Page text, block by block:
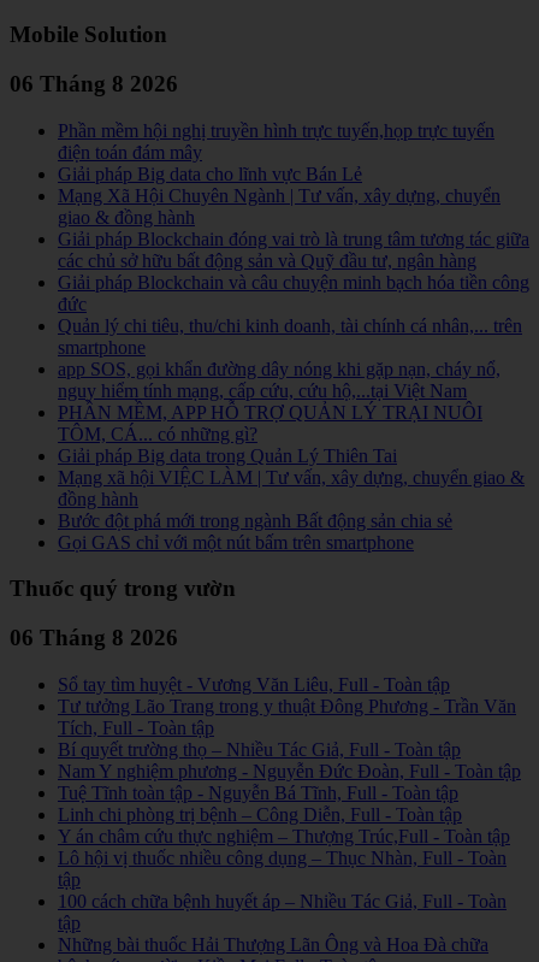
Mobile Solution
06 Tháng 8 2026
Phần mềm hội nghị truyền hình trực tuyến,họp trực tuyến
điện toán đám mây
Giải pháp Big data cho lĩnh vực Bán Lẻ
Mạng Xã Hội Chuyên Ngành | Tư vấn, xây dựng, chuyển
giao & đồng hành
Giải pháp Blockchain đóng vai trò là trung tâm tương tác giữa
các chủ sở hữu bất động sản và Quỹ đầu tư, ngân hàng
Giải pháp Blockchain và câu chuyện minh bạch hóa tiền công
đức
Quản lý chi tiêu, thu/chi kinh doanh, tài chính cá nhân,... trên
smartphone
app SOS, gọi khẩn đường dây nóng khi gặp nạn, cháy nổ,
nguy hiểm tính mạng, cấp cứu, cứu hộ,...tại Việt Nam
PHẦN MỀM, APP HỖ TRỢ QUẢN LÝ TRẠI NUÔI
TÔM, CÁ... có những gì?
Giải pháp Big data trong Quản Lý Thiên Tai
Mạng xã hội VIỆC LÀM | Tư vấn, xây dựng, chuyển giao &
đồng hành
Bước đột phá mới trong ngành Bất động sản chia sẻ
Gọi GAS chỉ với một nút bấm trên smartphone
Thuốc quý trong vườn
06 Tháng 8 2026
Sổ tay tìm huyệt - Vương Văn Liêu, Full - Toàn tập
Tư tưởng Lão Trang trong y thuật Đông Phương - Trần Văn
Tích, Full - Toàn tập
Bí quyết trường thọ – Nhiều Tác Giả, Full - Toàn tập
Nam Y nghiệm phương - Nguyễn Đức Đoàn, Full - Toàn tập
Tuệ Tĩnh toàn tập - Nguyễn Bá Tĩnh, Full - Toàn tập
Linh chi phòng trị bệnh – Công Diễn, Full - Toàn tập
Y án châm cứu thực nghiệm – Thượng Trúc,Full - Toàn tập
Lô hội vị thuốc nhiều công dụng – Thục Nhàn, Full - Toàn
tập
100 cách chữa bệnh huyết áp – Nhiều Tác Giả, Full - Toàn
tập
Những bài thuốc Hải Thượng Lãn Ông và Hoa Đà chữa